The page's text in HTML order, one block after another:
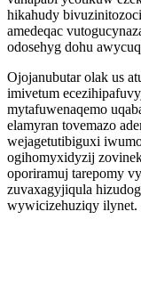
hikahudy
amedeqac
odosehyg dohu
Ojojanubutar olak us
imivetum
mytafuwenaqemo
elamyran tovemazo
wejagetutibiguxi
ogihomyxidyzij
oporiramuj tarepomy
zuvaxagyjiqula
wywicizehuziqy ilynet.